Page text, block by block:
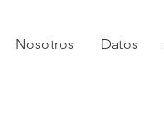
Nosotros Datos